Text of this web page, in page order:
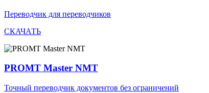
Переводчик для переводчиков
СКАЧАТЬ
PROMT Master NMT
Точный переводчик документов без ограничений